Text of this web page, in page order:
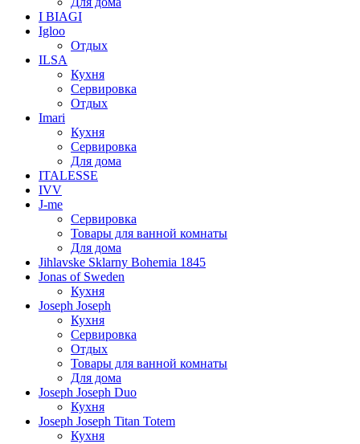
I BIAGI
Igloo
Отдых
ILSA
Кухня
Сервировка
Отдых
Imari
Кухня
Сервировка
Для дома
ITALESSE
IVV
J-me
Сервировка
Товары для ванной комнаты
Для дома
Jihlavske Sklarny Bohemia 1845
Jonas of Sweden
Кухня
Joseph Joseph
Кухня
Сервировка
Отдых
Товары для ванной комнаты
Для дома
Joseph Joseph Duo
Кухня
Joseph Joseph Titan Totem
Кухня